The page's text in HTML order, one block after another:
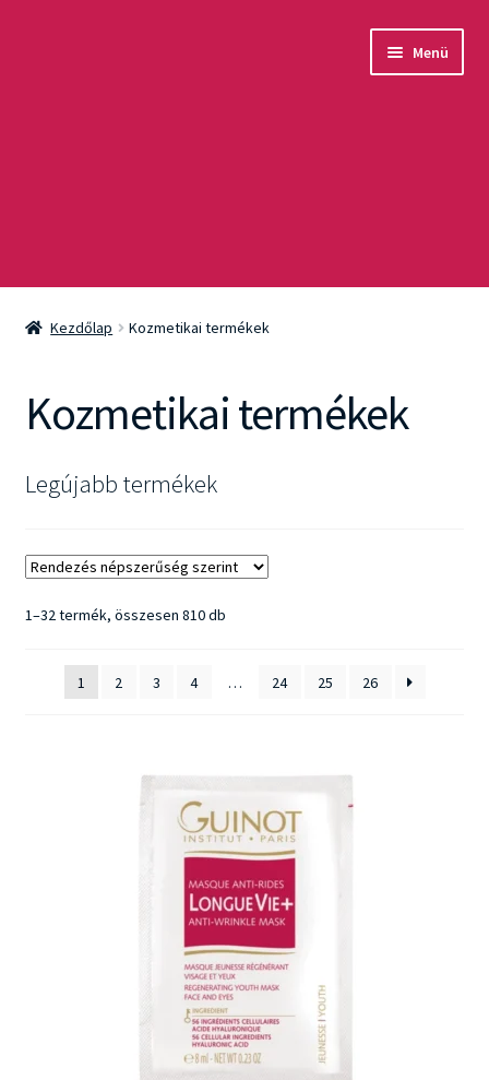
Menü
Akció
Csomagok
Arcápolás
Férfiaknak
Kezdőlap Kozmetikai termékek
Kozmetikai termékek
Legújabb termékek
1–32 termék, összesen 810 dbSorted
1
2 3 4 … 24 25 26